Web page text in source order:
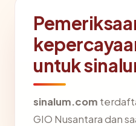
untuk
sinalum.com
GIO Nusantara dan